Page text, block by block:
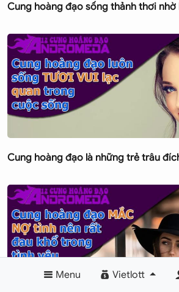
Menu Vietlott
Cung hoàng đạo sống thảnh thơi
Cung hoàng đạo là những trẻ trâu